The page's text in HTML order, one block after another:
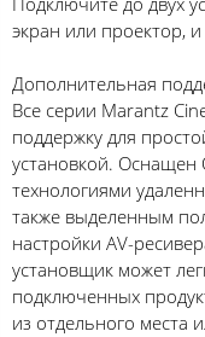
экран или проектор,
Дополнительная
Все серии Marantz
поддержку для
установкой. Оснащен
технологиями
также выделенным
настройки AV-
установщик может
подключенных
из отдельного места